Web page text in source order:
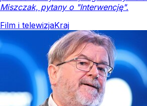
Miszczak, pytany o "Interwencję".
Film i telewizjaKraj